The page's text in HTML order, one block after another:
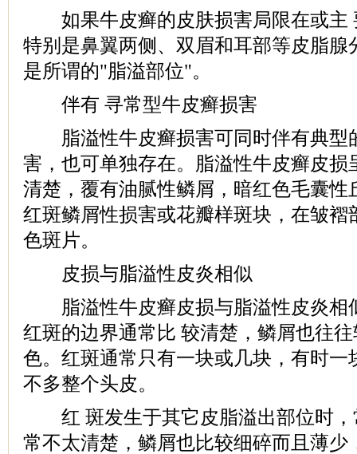
如果牛皮癣的皮肤损害局限在或主
特别是鼻翼两侧、双眉和耳部等皮脂腺
是所谓的"脂溢部位"。
伴有 寻常型牛皮癣损害
脂溢性牛皮癣损害可同时伴有典型
害，也可单独存在。脂溢性牛皮癣皮损
清楚，覆有油腻性鳞屑，暗红色毛囊性
红斑鳞屑性损害或花瓣样斑块，在皱褶
色斑片。
皮损与脂溢性皮炎相似
脂溢性牛皮癣皮损与脂溢性皮炎相
红斑的边界通常比 较清楚，鳞屑也往
色。红斑通常只有一块或几块，有时一
不多整个头皮。
红 斑发生于其它皮脂溢出部位时，
常不太清楚，鳞屑也比较细碎而且薄少